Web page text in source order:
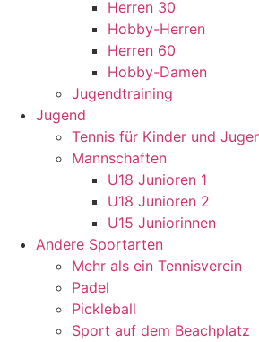
Herren 30
Hobby-Herren
Herren 60
Hobby-Damen
Jugendtraining
Jugend
Tennis für Kinder und
Mannschaften
U18 Junioren 1
U18 Junioren 2
U15 Juniorinnen
Andere Sportarten
Mehr als ein Tennisverein
Padel
Pickleball
Sport auf dem Beachplatz